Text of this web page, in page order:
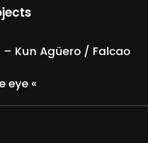
– Kun Agüero / Falcao
eye «